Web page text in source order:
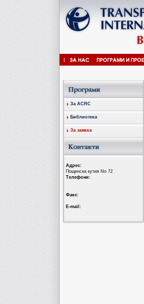
За ACRC
Библиотека
За заявка
Aдрес:
Пощенска кутия No 72
Tелефони:
Факс:
Е-mail: